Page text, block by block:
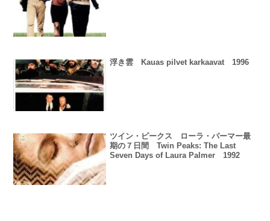
浮き雲 Kauas pilvet karkaavat 1996
ツイン・ピークス ローラ・パーマー最
期の７日間 Twin Peaks: The Last
Seven Days of Laura Palmer 1992